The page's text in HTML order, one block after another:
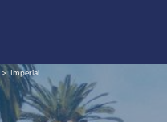
Imperial